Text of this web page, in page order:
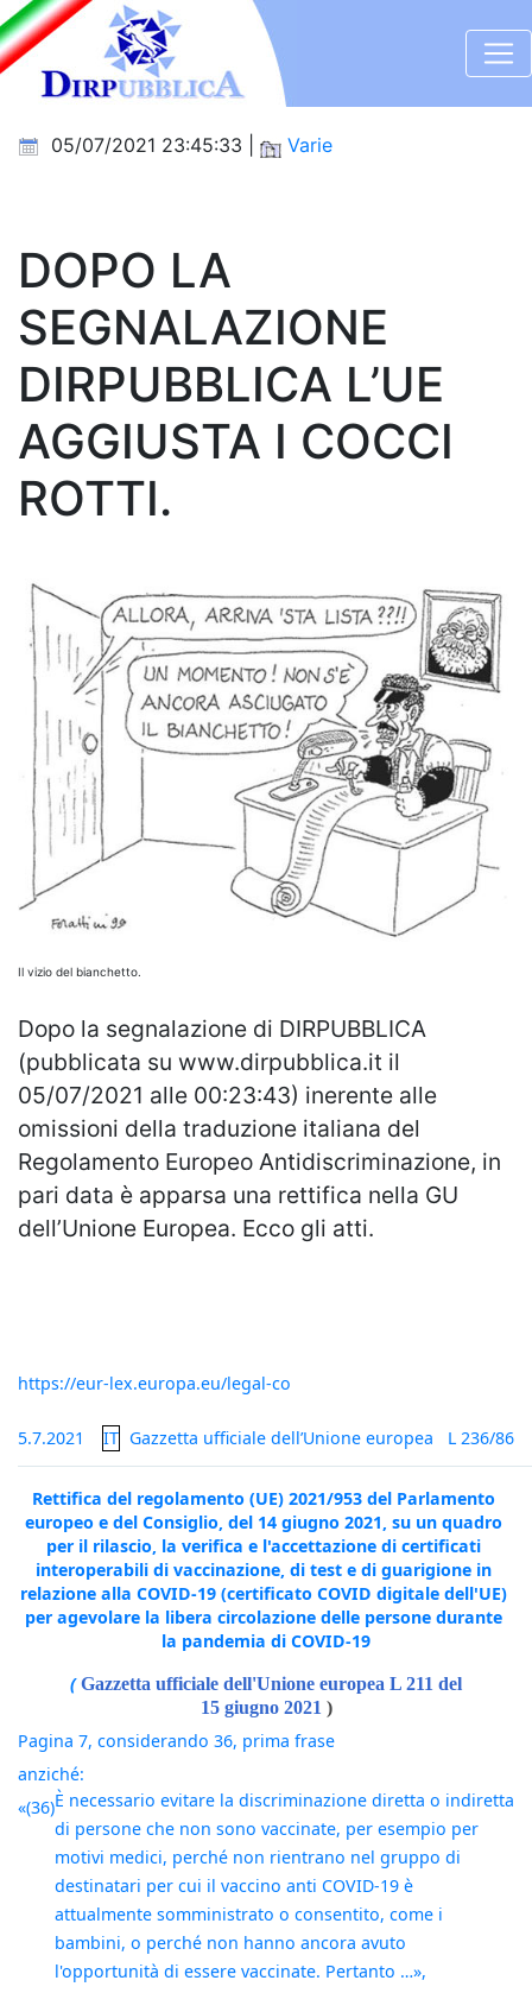
05/07/2021 23:45:33 | Varie
DOPO LA
SEGNALAZIONE
DIRPUBBLICA L’UE
AGGIUSTA I COCCI
ROTTI.
Il vizio del bianchetto.
Dopo la segnalazione di DIRPUBBLICA
(pubblicata su www.dirpubblica.it il
05/07/2021 alle 00:23:43) inerente alle
omissioni della traduzione italiana del
Regolamento Europeo Antidiscriminazione, in
pari data è apparsa una rettifica nella GU
dell’Unione Europea. Ecco gli atti.
https://eur-lex.europa.eu/legal-co
5.7.2021 IT Gazzetta ufficiale dell’Unione europea L 236/86
Rettifica del regolamento (UE) 2021/953 del Parlamento
europeo e del Consiglio, del 14 giugno 2021, su un quadro
per il rilascio, la verifica e l'accettazione di certificati
interoperabili di vaccinazione, di test e di guarigione in
relazione alla COVID-19 (certificato COVID digitale dell'UE)
per agevolare la libera circolazione delle persone durante
la pandemia di COVID-19
( Gazzetta ufficiale dell'Unione europea L 211 del
15 giugno 2021 )
Pagina 7, considerando 36, prima frase
anziché:
«(36)È necessario evitare la discriminazione diretta o indiretta
di persone che non sono vaccinate, per esempio per
motivi medici, perché non rientrano nel gruppo di
destinatari per cui il vaccino anti COVID-19 è
attualmente somministrato o consentito, come i
bambini, o perché non hanno ancora avuto
l'opportunità di essere vaccinate. Pertanto …»,